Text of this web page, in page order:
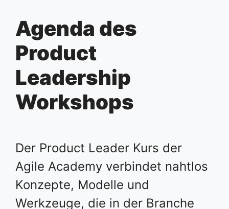
Agenda des
Product
Leadership
Workshops
Der Product Leader Kurs der
Agile Academy verbindet nahtlos
Konzepte, Modelle und
Werkzeuge, die in der Branche